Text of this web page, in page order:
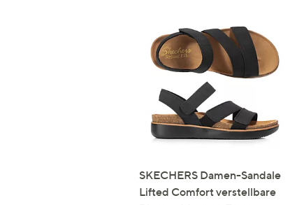
SKECHERS Damen-Sandale
Lifted Comfort verstellbare